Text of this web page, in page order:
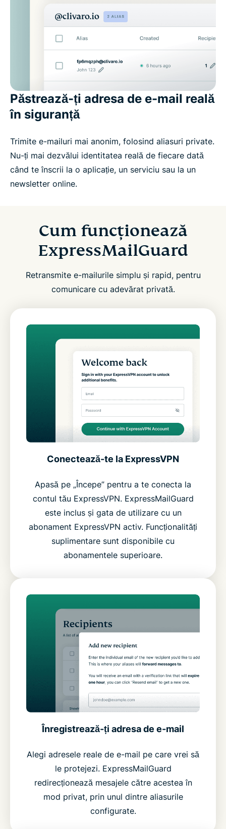
Păstrează-ți adresa de e-mail reală
în siguranță
Trimite e-mailuri mai anonim, folosind aliasuri private.
Nu-ți mai dezvălui identitatea reală de fiecare dată
când te înscrii la o aplicație, un serviciu sau la un
newsletter online.
Cum funcționează
ExpressMailGuard
Retransmite e-mailurile simplu și rapid, pentru
comunicare cu adevărat privată.
Conectează-te la ExpressVPN
Apasă pe „Începe” pentru a te conecta la
contul tău ExpressVPN. ExpressMailGuard
este inclus și gata de utilizare cu un
abonament ExpressVPN activ. Funcționalități
suplimentare sunt disponibile cu
abonamentele superioare.
Înregistrează-ți adresa de e-mail
Alegi adresele reale de e-mail pe care vrei să
le protejezi. ExpressMailGuard
redirecționează mesajele către acestea în
mod privat, prin unul dintre aliasurile
configurate.